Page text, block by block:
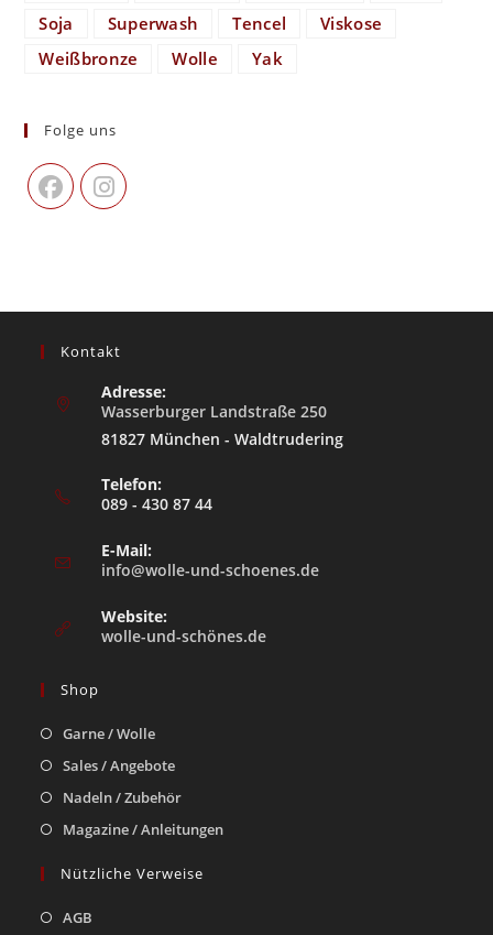
Soja
Superwash Tencel
Viskose
Weißbronze
Wolle Yak
Folge uns
Kontakt
Adresse:
Wasserburger Landstraße 250
81827 München - Waldtrudering
Telefon:
089 - 430 87 44
E-Mail:
info@wolle-und-schoenes.de
Website:
wolle-und-schönes.de
Shop
Garne / Wolle
Sales / Angebote
Nadeln / Zubehör
Magazine / Anleitungen
Nützliche Verweise
AGB